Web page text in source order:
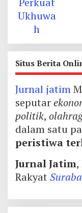
Situs Berita
Jurnal jatim
seputar
politik,
dalam satu
peristiwa
Jurnal Jatim
Rakyat